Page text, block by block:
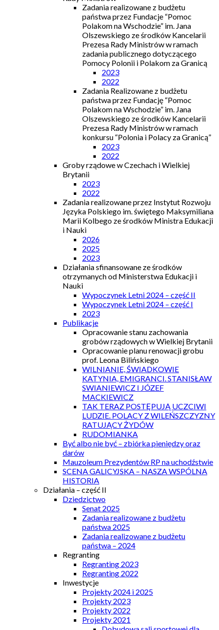
Zadania realizowane z budżetu
państwa przez Fundacje “Pomoc
Polakom na Wschodzie” im. Jana
Olszewskiego ze środków Kancelarii
Prezesa Rady Ministrów w ramach
zadania publicznego dotyczącego
Pomocy Polonii i Polakom za Granicą
2023
2022
Zadania Realizowane z budżetu
państwa przez Fundację “Pomoc
Polakom na Wschodzie” im. Jana
Olszewskiego ze środków Kancelarii
Prezesa Rady Ministrów w ramach
konkursu “Polonia i Polacy za Granicą”
2023
2022
Groby rządowe w Czechach i Wielkiej
Brytanii
2023
2022
Zadania realizowane przez Instytut Rozwoju
Języka Polskiego im. świętego Maksymiliana
Marii Kolbego ze środków Ministra Edukacji
i Nauki
2026
2025
2023
Działania sfinansowane ze środków
otrzymanych od Ministerstwa Edukacji i
Nauki
Wypoczynek Letni 2024 – część II
Wypoczynek Letni 2024 – część I
2023
Publikacje
Opracowanie stanu zachowania
grobów rządowych w Wielkiej Brytanii
Opracowanie planu renowacji grobu
prof. Leona Bilińskiego
WILNIANIE, ŚWIADKOWIE
KATYNIA, EMIGRANCI. STANISŁAW
SWIANIEWICZ I JÓZEF
MACKIEWICZ
TAK TERAZ POSTĘPUJĄ UCZCIWI
LUDZIE. POLACY Z WILEŃSZCZYZNY
RATUJĄCY ŻYDÓW
RUDOMIANKA
Być albo nie być – zbiórka pieniędzy oraz
darów
Mauzoleum Prezydentów RP na uchodźstwie
SCENA GALICYJSKA – NASZA WSPÓLNA
HISTORIA
Działania – część II
Dziedzictwo
Senat 2025
Zadania realizowane z budżetu
państwa 2025
Zadania realizowane z budżetu
państwa – 2024
Regranting
Regranting 2023
Regranting 2022
Inwestycje
Projekty 2024 i 2025
Projekty 2023
Projekty 2022
Projekty 2021